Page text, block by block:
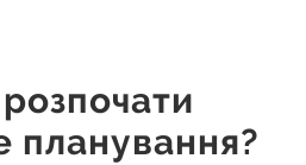
планування?